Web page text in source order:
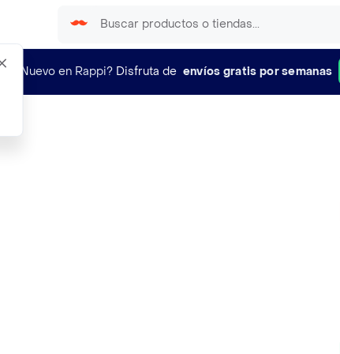
¿Nuevo en Rappi? Disfruta de envíos gratis por semanas